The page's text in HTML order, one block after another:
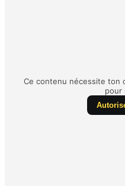
Ce contenu nécessite ton
pour